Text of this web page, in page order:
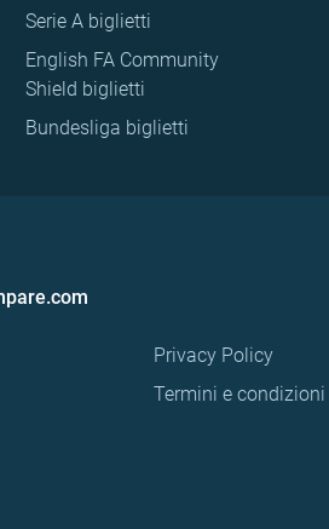
Serie A biglietti
English FA Community
Shield biglietti
Bundesliga biglietti
Privacy Policy
Termini e condizioni